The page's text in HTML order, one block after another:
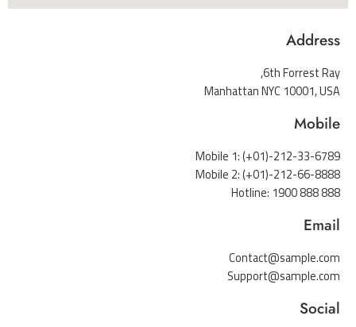
Address
6th Forrest Ray,
Manhattan NYC 10001, USA
Mobile
Mobile 1: (+01)-212-33-6789
Mobile 2: (+01)-212-66-8888
Hotline: 1900 888 888
Email
Contact@sample.com
Support@sample.com
Social